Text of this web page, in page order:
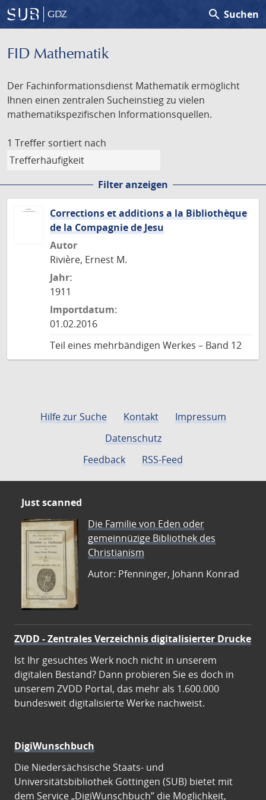
GDZ search Suchen
FID Mathematik
Der Fachinformationsdienst Mathematik ermöglicht
Ihnen einen zentralen Sucheinstieg zu vielen
mathematikspezifischen Informationsquellen.
1 Treffer sortiert nach
Filter anzeigen
Corrections et additions a la Bibliothèque
de la Compagnie de Jesu
Autor
Rivière, Ernest M.
Jahr:
1911
Importdatum:
01.02.2016
Teil eines mehrbändigen Werkes – Band 12
Hilfe zur Suche Kontakt
Impressum
Datenschutz
Feedback
RSS-Feed
Just scanned
Die Familie von Eden oder
gemeinnüzige Bibliothek des
Christianism
Autor: Pfenninger, Johann Konrad
ZVDD - Zentrales Verzeichnis digitalisierter Drucke
Ist Ihr gesuchtes Werk noch nicht in unserem
digitalen Bestand? Dann probieren Sie es doch in
unserem ZVDD Portal, das mehr als 1.600.000
bundesweit digitalisierte Werke nachweist.
DigiWunschbuch
Die Niedersächsische Staats- und
Universitätsbibliothek Göttingen (SUB) bietet mit
dem Service „DigiWunschbuch” die Möglichkeit,